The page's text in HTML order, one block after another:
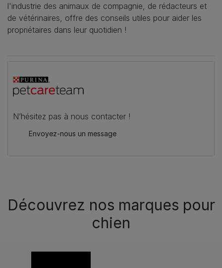
l'industrie des animaux de compagnie, de rédacteurs et
de vétérinaires, offre des conseils utiles pour aider les
propriétaires dans leur quotidien !
N’hésitez pas à nous contacter !
Envoyez-nous un message
Découvrez nos marques pour
chien